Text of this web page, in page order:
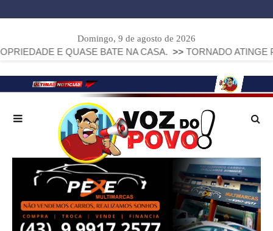
Domingo, 9 de agosto de 2026
E QUASE BATE NA CASA. >> TORNADO ATINGE PIRAÍ